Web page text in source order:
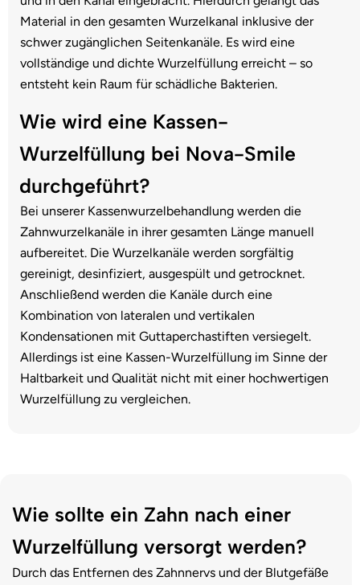
Material in den gesamten Wurzelkanal inklusive der
schwer zugänglichen Seitenkanäle. Es wird eine
vollständige und dichte Wurzelfüllung erreicht – so
entsteht kein Raum für schädliche Bakterien.
Wie wird eine Kassen-
Wurzelfüllung bei Nova-Smile
durchgeführt?
Bei unserer Kassenwurzelbehandlung werden die
Zahnwurzelkanäle in ihrer gesamten Länge manuell
aufbereitet. Die Wurzelkanäle werden sorgfältig
gereinigt, desinfiziert, ausgespült und getrocknet.
Anschließend werden die Kanäle durch eine
Kombination von lateralen und vertikalen
Kondensationen mit Guttaperchastiften versiegelt.
Allerdings ist eine Kassen-Wurzelfüllung im Sinne der
Haltbarkeit und Qualität nicht mit einer hochwertigen
Wurzelfüllung zu vergleichen.
Wie sollte ein Zahn nach einer
Wurzelfüllung versorgt werden?
Durch das Entfernen des Zahnnervs und der Blutgefäße